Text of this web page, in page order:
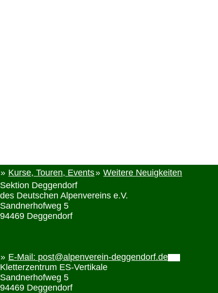
Kurse, Touren, Events
Weitere Neuigkeiten
Sektion Deggendorf
des Deutschen Alpenvereins e.V.
Sandnerhofweg 5
94469 Deggendorf
E-Mail: post@alpenverein-deggendorf.de
Kletterzentrum ES-Vertikale
Sandnerhofweg 5
94469 Deggendorf